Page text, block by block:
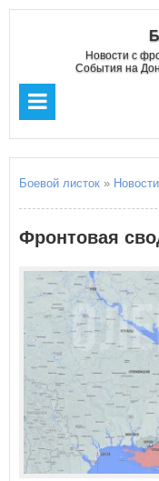
Новости с
События на
Боевой листок » Новости
Фронтовая